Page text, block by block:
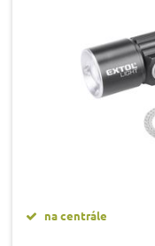
na centrále